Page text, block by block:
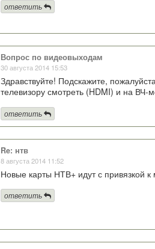
ответить
Вопрос по видеовыходам
30 августа 2014 15:53
Здравствуйте! Подскажите,
телевизору смотреть (HDMI) и на ВЧ-
ответить
Re: нтв
8 августа 2014 11:52
Новые карты НТВ+ идут с привязкой
ответить